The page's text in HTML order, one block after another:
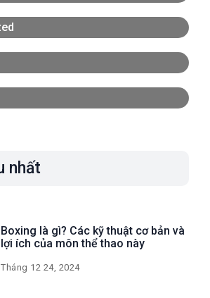
nhất
Boxing là gì? Các kỹ thuật cơ bản và
lợi ích của môn thể thao này
Tháng 12 24, 2024